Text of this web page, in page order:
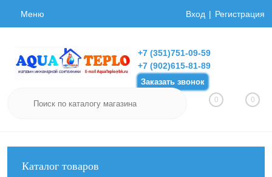
Меню Вход Регистрация
+7 (351)751-09-59
+7 (902)615-81-89
Заказать звонок
0 0
Каталог товаров